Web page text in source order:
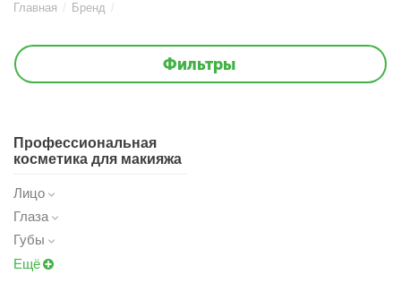
Главная / Бренд /
Фильтры
Профессиональная
косметика для макияжа
Лицо
Глаза
Губы
Ещё